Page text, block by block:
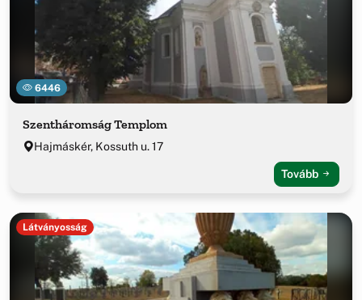
6446
Szentháromság Templom
Hajmáskér, Kossuth u. 17
Tovább
Látványosság